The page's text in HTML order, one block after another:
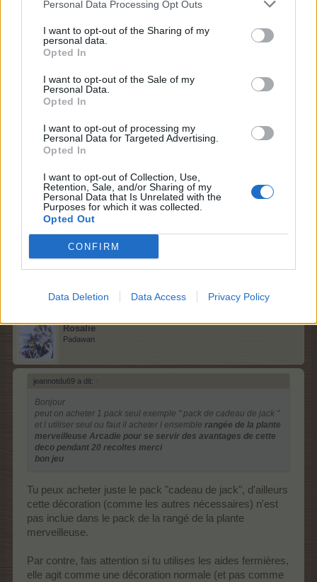
Personal Data Processing Opt Outs
I want to opt-out of the Sharing of my
personal data.
Opted In
I want to opt-out of the Sale of my
Personal Data.
Opted In
I want to opt-out of processing my
Personal Data for Targeted Advertising.
Opted In
I want to opt-out of Collection, Use,
Retention, Sale, and/or Sharing of my
Personal Data that Is Unrelated with the
Purposes for which it was collected.
Opted Out
CONFIRM
Data Deletion Data Access Privacy Policy
oui je vais mettre la aussi mon gilet jaune !!
27 novembre 2018
Maître du Forum
Bonjour
peut on acheter 1 pack seul exemple " pack de cadeau
de jack " et l utiliser seul ou faut il acheter l ensemble
rangée de la plante merveilleuse Arcadie pour se
recoltes merci
bon jeu
Rosalie
Padawan
jeannotdu69 a dit: ↑
Bonjour
peut on acheter 1 pack seul exemple " pack de cadeau de jack "
et l utiliser seul ou faut il acheter l ensemble rangée de la plante
merveilleuse Arcadie pour se servir des avantages de cette
deco pendant 20 recoltes merci
bon jeu
Tu peux acheter juste le pack "cadeau de jack", d'ailleurs
cette décoration (comme les autres nécessaires) n'est
pas inclue dans le pack de la rangé de la plante
merveilleuse.
Par contre, fais attention si tu utilises les aides fermières,
elle agit comme une décoration normale (et pas comme